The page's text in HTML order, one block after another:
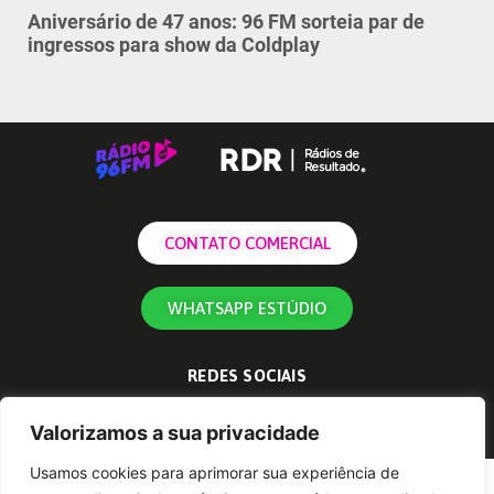
Valorizamos a sua privacidade
Usamos cookies para aprimorar sua experiência de
Aniversário de 47 anos: 96 FM sorteia par de
ingressos para show da Coldplay
CONTATO COMERCIAL
WHATSAPP ESTÚDIO
REDES SOCIAIS